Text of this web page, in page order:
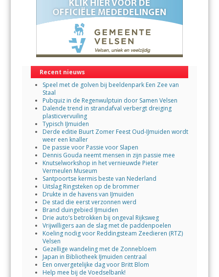
Recent nieuws
Speel met de golven bij beeldenpark Een Zee van
Staal
Pubquiz in de Regenwulptuin door Samen Velsen
Dalende trend in strandafval verbergt dreiging
plasticvervuiling
Typisch IJmuiden
Derde editie Buurt Zomer Feest Oud-IJmuiden wordt
weer een knaller
De passie voor Passie voor Slapen
Dennis Gouda neemt mensen in zijn passie mee
Knutselworkshop in het vernieuwde Pieter
Vermeulen Museum
Santpoortse kermis beste van Nederland
Uitslag Ringsteken op de brommer
Drukte in de havens van IJmuiden
De stad die eerst verzonnen werd
Brand duingebied IJmuiden
Drie auto’s betrokken bij ongeval Rijksweg
Vrijwilligers aan de slag met de paddenpoelen
Koeling nodig voor Reddingsteam Zeedieren (RTZ)
Velsen
Gezellige wandeling met de Zonnebloem
Japan in Bibliotheek IJmuiden centraal
Een onvergetelijke dag voor Britt Blom
Help mee bij de Voedselbank!